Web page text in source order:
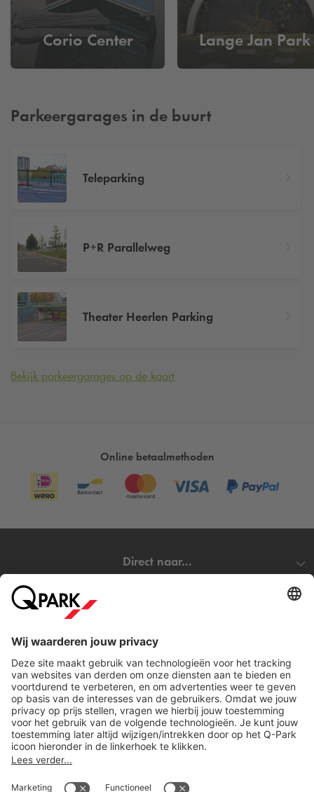
Corio Center Lange Jan Park
Parkeergarages in de buurt
Teleparking
P+R Parallelweg
Theater Heerlen Parking
Bekijk parkeergarages op de kaart
Online betaalmethoden
Direct naar...